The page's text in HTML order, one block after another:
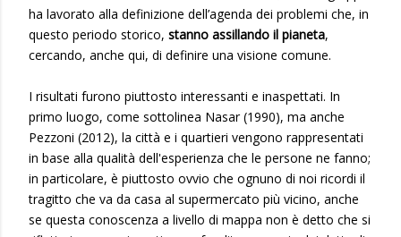
ha lavorato alla definizione dell’agenda dei problemi che, in
questo periodo storico, stanno assillando il pianeta,
cercando, anche qui, di definire una visione comune.
I risultati furono piuttosto interessanti e inaspettati. In
primo luogo, come sottolinea Nasar (1990), ma anche
Pezzoni (2012), la città e i quartieri vengono rappresentati
in base alla qualità dell'esperienza che le persone ne fanno;
in particolare, è piuttosto ovvio che ognuno di noi ricordi il
tragitto che va da casa al supermercato più vicino, anche
se questa conoscenza a livello di mappa non è detto che si